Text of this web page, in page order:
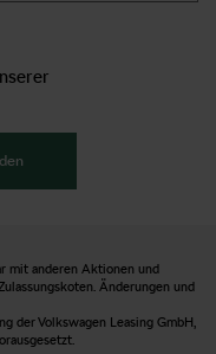
mit anderen Aktionen und
Änderungen und
der Volkswagen Leasing GmbH,